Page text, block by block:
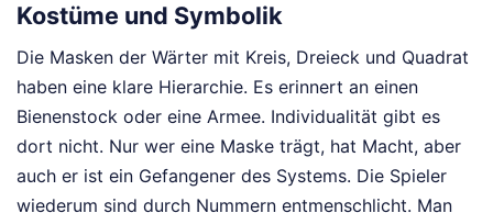
Kostüme und Symbolik
Die Masken der Wärter mit Kreis, Dreieck und Quadrat
haben eine klare Hierarchie. Es erinnert an einen
Bienenstock oder eine Armee. Individualität gibt es
dort nicht. Nur wer eine Maske trägt, hat Macht, aber
auch er ist ein Gefangener des Systems. Die Spieler
wiederum sind durch Nummern entmenschlicht. Man